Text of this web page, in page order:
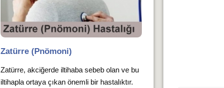
Zatürre (Pnömoni)
Zatürre, akciğerde iltihaba sebeb olan ve bu
iltihapla ortaya çıkan önemli bir hastalıktır.